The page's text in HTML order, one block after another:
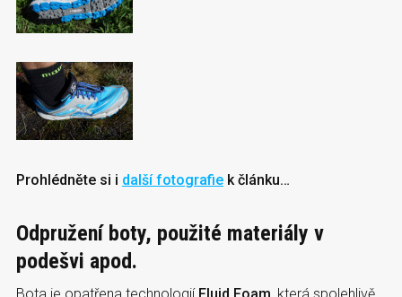
Prohlédněte si i další fotografie k článku…
Odpružení boty, použité materiály v
podešvi apod.
Bota je opatřena technologií Fluid Foam , která spolehlivě